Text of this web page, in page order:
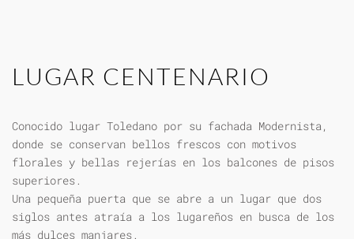
LUGAR CENTENARIO
Conocido lugar Toledano por su fachada Modernista,
donde se conservan bellos frescos con motivos
florales y bellas rejerías en los balcones de pisos
superiores.
Una pequeña puerta que se abre a un lugar que dos
siglos antes atraía a los lugareños en busca de los
más dulces manjares.